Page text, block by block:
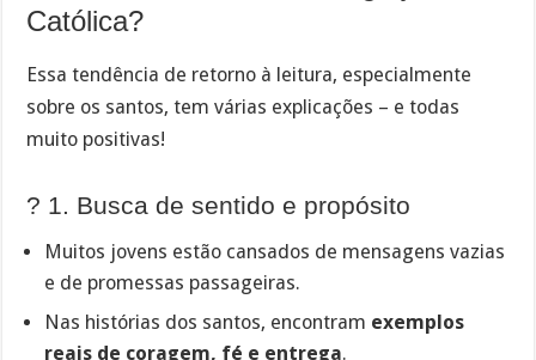
Católica?
Essa tendência de retorno à leitura, especialmente
sobre os santos, tem várias explicações – e todas
muito positivas!
? 1. Busca de sentido e propósito
Muitos jovens estão cansados de mensagens vazias
e de promessas passageiras.
Nas histórias dos santos, encontram exemplos
reais de coragem, fé e entrega.